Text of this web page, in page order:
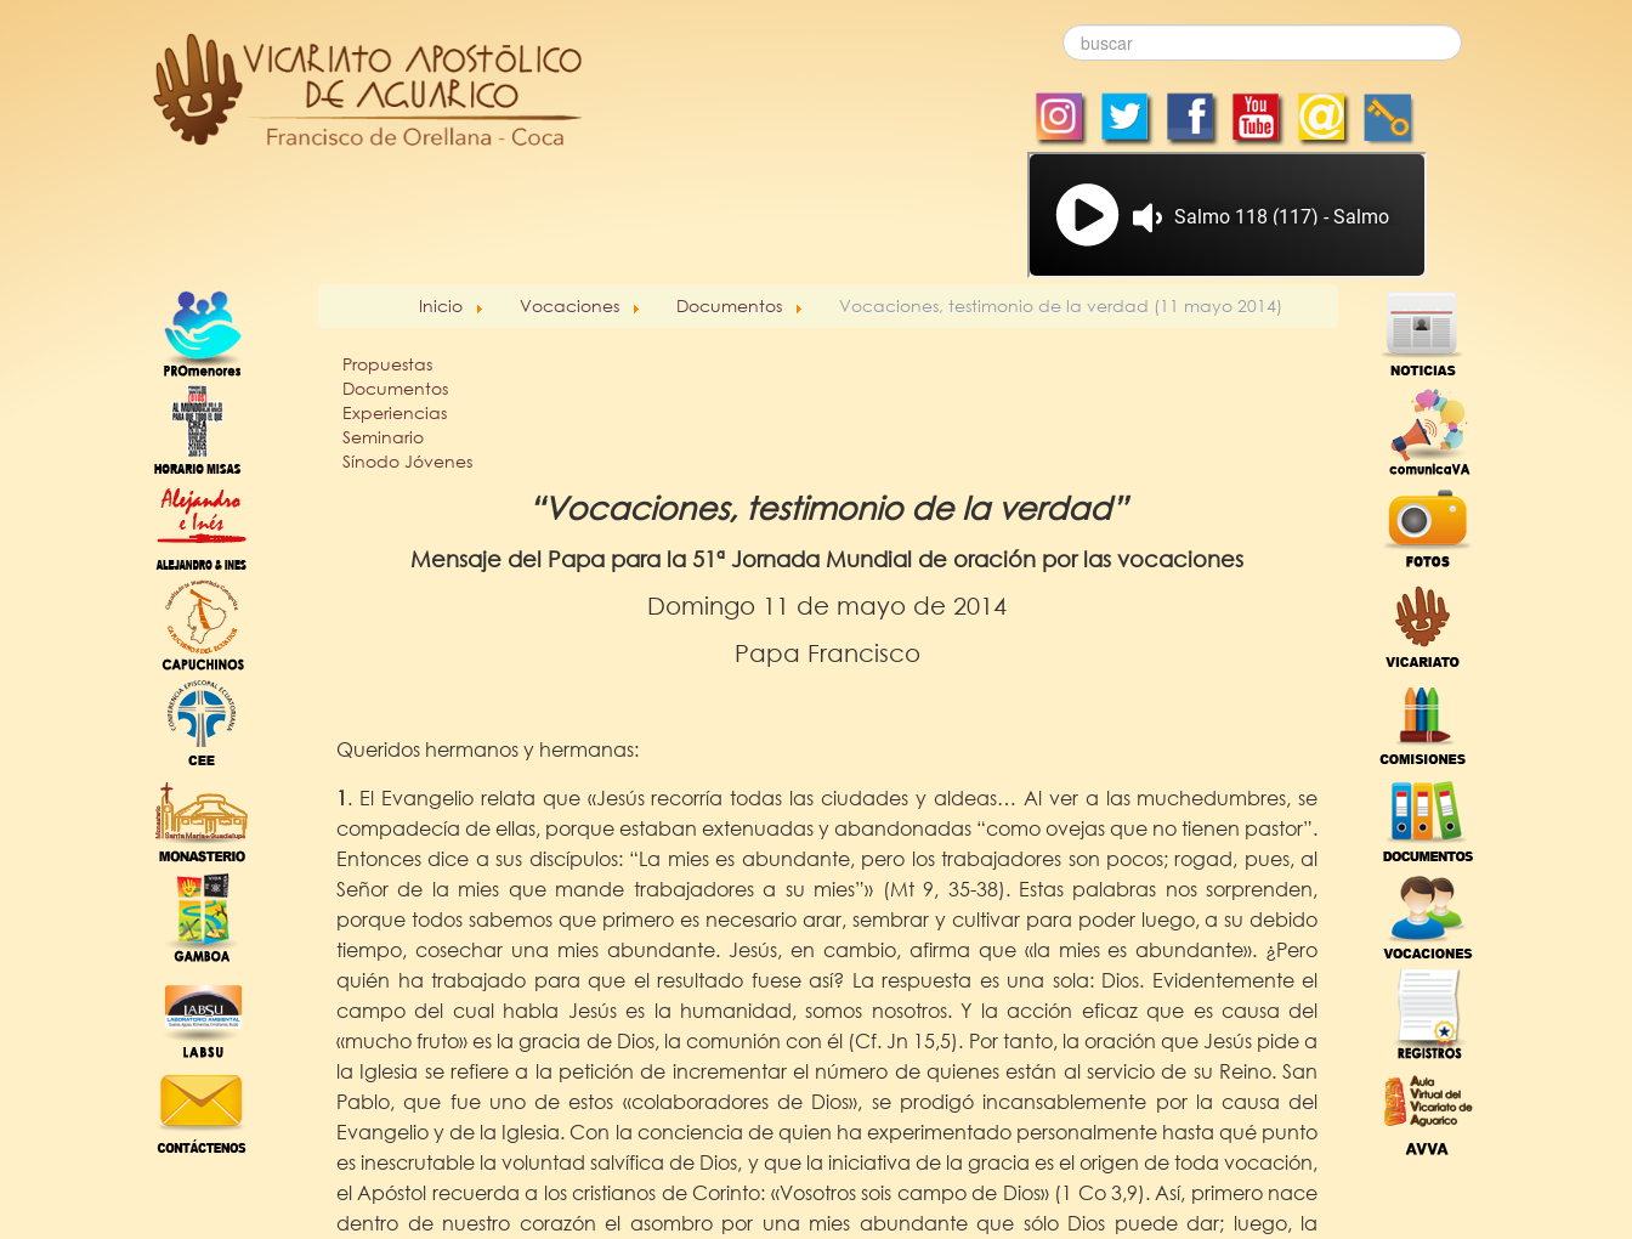
Inicio Vocaciones Documentos Vocaciones, testimonio de la verdad (11 mayo 2014)
Propuestas
Documentos
Experiencias
Seminario
Sínodo Jóvenes
“Vocaciones, testimonio de la verdad”
Mensaje del Papa para la 51ª Jornada Mundial de oración por las vocaciones
Domingo 11 de mayo de 2014
Papa Francisco
Queridos hermanos y hermanas:
1. El Evangelio relata que «Jesús recorría todas las ciudades y aldeas… Al ver a las muchedumbres, se
compadecía de ellas, porque estaban extenuadas y abandonadas “como ovejas que no tienen pastor”.
Entonces dice a sus discípulos: “La mies es abundante, pero los trabajadores son pocos; rogad, pues, al
Señor de la mies que mande trabajadores a su mies”» (Mt 9, 35-38). Estas palabras nos sorprenden,
porque todos sabemos que primero es necesario arar, sembrar y cultivar para poder luego, a su debido
tiempo, cosechar una mies abundante. Jesús, en cambio, afirma que «la mies es abundante». ¿Pero
quién ha trabajado para que el resultado fuese así? La respuesta es una sola: Dios. Evidentemente el
campo del cual habla Jesús es la humanidad, somos nosotros. Y la acción eficaz que es causa del
«mucho fruto» es la gracia de Dios, la comunión con él (Cf. Jn 15,5). Por tanto, la oración que Jesús pide a
la Iglesia se refiere a la petición de incrementar el número de quienes están al servicio de su Reino. San
Pablo, que fue uno de estos «colaboradores de Dios», se prodigó incansablemente por la causa del
Evangelio y de la Iglesia. Con la conciencia de quien ha experimentado personalmente hasta qué punto
es inescrutable la voluntad salvífica de Dios, y que la iniciativa de la gracia es el origen de toda vocación,
el Apóstol recuerda a los cristianos de Corinto: «Vosotros sois campo de Dios» (1 Co 3,9). Así, primero nace
dentro de nuestro corazón el asombro por una mies abundante que sólo Dios puede dar; luego, la